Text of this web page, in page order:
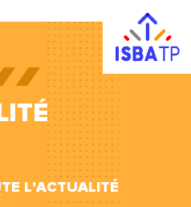
L'ACTUALITÉ